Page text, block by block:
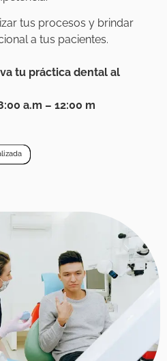
tus procesos y brindar
a tus pacientes.
tu práctica dental al
a.m – 12:00 m